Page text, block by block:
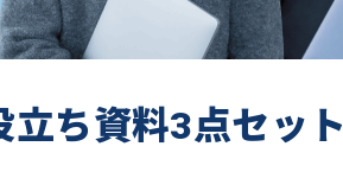
ち資料3点セット